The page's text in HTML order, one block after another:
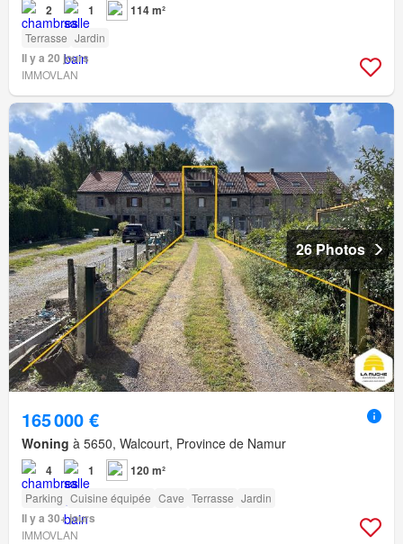
2 1 114 m²
Terrasse Jardin
Il y a 20 jours
IMMOVLAN
26 Photos
165 000 €
Woning à 5650, Walcourt, Province de Namur
4 1 120 m²
Parking Cuisine équipée Cave Terrasse Jardin
Il y a 30+ jours
IMMOVLAN